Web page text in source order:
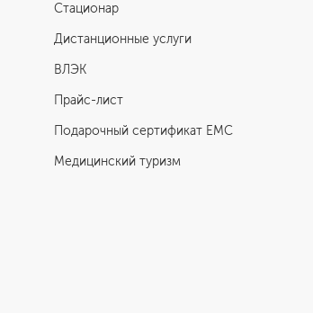
Отзыв пациента
ЕМС
Стационар
Дистанционные услуги
ВЛЭК
Прайс-лист
Подарочный сертификат EMC
Медицинский туризм